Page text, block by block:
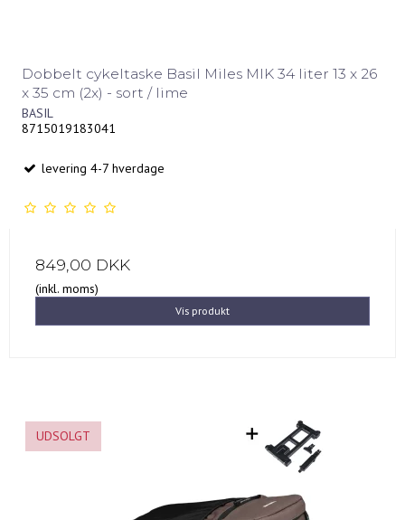
Dobbelt cykeltaske Basil Miles MIK 34 liter 13 x 26
x 35 cm (2x) - sort / lime
BASIL
8715019183041
levering 4-7 hverdage
849,00 DKK
(inkl. moms)
Vis produkt
UDSOLGT